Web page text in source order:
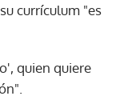
currículum "es
quien quiere